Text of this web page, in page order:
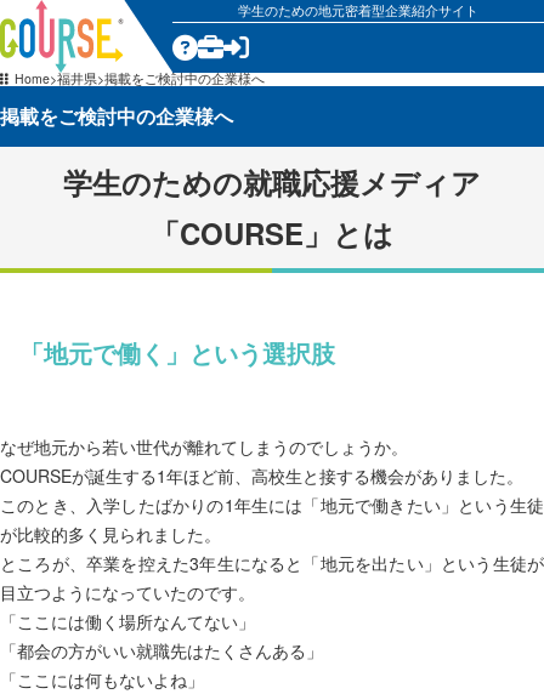
学生のための地元密着型企業紹介サイト
Home 福井県 掲載をご検討中の企業様へ
掲載をご検討中の企業様へ
学生のための就職応援メディア
「COURSE」とは
「地元で働く」という選択肢
なぜ地元から若い世代が離れてしまうのでしょうか。
COURSEが誕生する1年ほど前、高校生と接する機会がありました。
このとき、入学したばかりの1年生には「地元で働きたい」という生徒
が比較的多く見られました。
ところが、卒業を控えた3年生になると「地元を出たい」という生徒が
目立つようになっていたのです。
「ここには働く場所なんてない」
「都会の方がいい就職先はたくさんある」
「ここには何もないよね」